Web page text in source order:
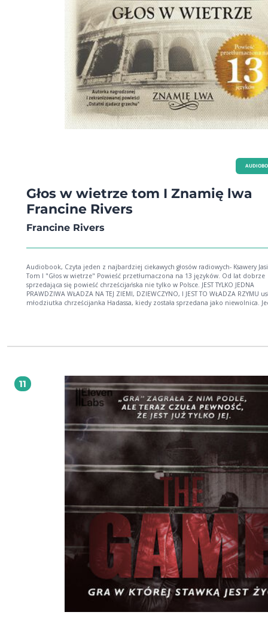
Głos w wietrze tom I Znamię lwa
Francine Rivers
Francine Rivers
Audiobook, Czyta jeden z najbardziej ciekawych głosów radiowych- Ksawery
Tom I "Głos w wietrze" Powieść przetłumaczona na 13 języków. Od lat dobrze
sprzedająca się powieść chrześcijańska nie tylko w Polsce. JEST TYLKO JEDNA
PRAWDZIWA WŁADZA NA TEJ ZIEMI, DZIEWCZYNO, I JEST TO WŁADZA RZYMU
młodziutka chrześcijanka Hadassa, kiedy została sprzedana jako niewolnica.
Atretesa i Julii doprowadzają do wydarzeń, które zburzą całe ich
psychologiczne, pasjonująca od pierwszych stron fabuła, sugestywnie
starożytny Rzym, zaskakująco podobny od współczesnego świata z wszystkimi
zagrożeniami. Trylogia Znamię lwa zajmuje bezsprzecznie nr 1 w moim
najlepszych powieści. Gdybym miała nadawać punkty w kategorii warte/
przeczytania, to daleeeeeeko w tyle za powieścią Głos w wietrze byłaby druga
Po prostu cudowna powieść! Największym atutem i sekretem tej książki jest to,
czytając ją, człowiek czuje się uwznioślony, podniesiony na duchu, pełen
i wiary w siebie. Widzi też sens istnienia. Powieść ta winna być polecana jako
doskonały lek na depresję, niezwykłe uczucie spokoju wewnętrznego, pogoda
pozostają bowiem w człowieku jeszcze długo po ukończeniu czytania. Jedyny
tej trylogii to fakt, że przeczytawszy jej trzy tomy, żałujemy niezmiernie, że to
koniec. To niesamowite jak książka może pozbawić wolnej woli, całkowicie
opanowała moje emocje, po prostu trudno się od niej oderwać, nie można
sobie, że to ostatni rozdział, a po nim idziesz spać. Życie bohaterów przenika
że trudno jest wrócić do rzeczywistości. Dlaczego jeszcze nikt tego nie
FRANCINE RIVERS jedna z najpopularniejszych pisarek amerykańskich,
20 bestsellerowych powieści, przetłumaczonych na dwadzieścia języków, m.in.
trylogii: Głos w wietrze", Echo w ciemności", Jak świt poranka". Zdobyła liczne
nagrody i zaszczyty, w tym Christy Award, za stworzenie inspirującej fabuły o
charakterze historycznym, złoty medal Amerykańskiego Stowarzyszenia
Chrześcijańskich ECPA za powieść Ostatni zjadacz grzechu" (zekranizowaną
Michaela Landona). W 2010 roku książki Francine zostały uznane za najlepiej
sprzedające się tytuły na liście New York Timesa": "Szofar zabrzmiał",
nic", "Dziecko pokuty", "Pudełko po butach", "Synowie pocieszenia". W 2018 r.
ukazała się najnowsza powieść "Arcydzieło". Cała seria traktuje o początkach
chrześcijaństwa, głębokiej wierze wyznawców Jezusa, próżności i politeizmie
za rządów Flawiuszy oraz barbarzyństwie Germanów. W wirze historii, polityki
11